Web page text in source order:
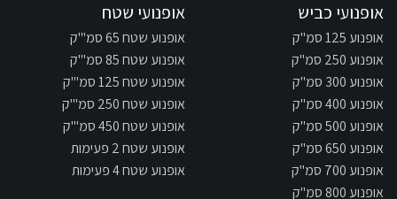
אופנועי כביש
אופנוע 125 סמ"ק
אופנוע 250 סמ"ק
אופנוע 300 סמ"ק
אופנוע 400 סמ"ק
אופנוע 500 סמ"ק
אופנוע 650 סמ"ק
אופנוע 700 סמ"ק
אופנוע 800 סמ"ק
אופנועי שטח
אופנוע שטח 65 סמ"'ק
אופנוע שטח 85 סמ"'ק
אופנוע שטח 125 סמ"'ק
אופנוע שטח 250 סמ"'ק
אופנוע שטח 450 סמ"'ק
אופנוע שטח 2 פעימות
אופנוע שטח 4 פעימות